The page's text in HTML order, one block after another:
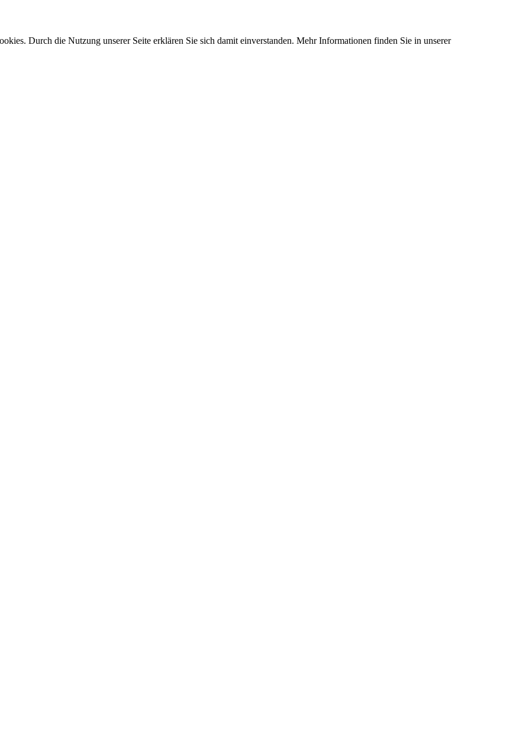
Durch die Nutzung unserer Seite erklären Sie sich damit einverstanden. Mehr Informationen finden Sie in unserer